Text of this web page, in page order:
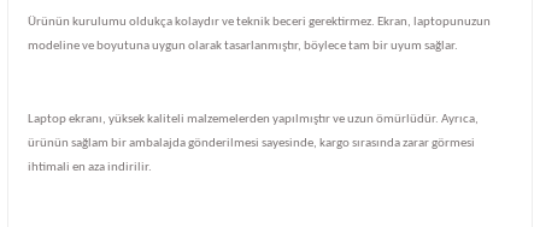
Ürünün kurulumu oldukça kolaydır ve teknik beceri gerektirmez. Ekran, laptopunuzun
modeline ve boyutuna uygun olarak tasarlanmıştır, böylece tam bir uyum sağlar.
Laptop ekranı, yüksek kaliteli malzemelerden yapılmıştır ve uzun ömürlüdür. Ayrıca,
ürünün sağlam bir ambalajda gönderilmesi sayesinde, kargo sırasında zarar görmesi
ihtimali en aza indirilir.